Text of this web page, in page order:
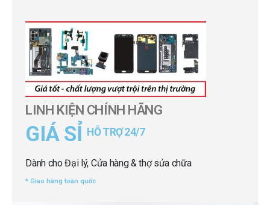
LINH KIỆN CHÍNH HÃNG
GIÁ SỈ HỖ TRỢ 24/7
Dành cho Đại lý, Cửa hàng & thợ sửa chữa
* Giao hàng toàn quốc